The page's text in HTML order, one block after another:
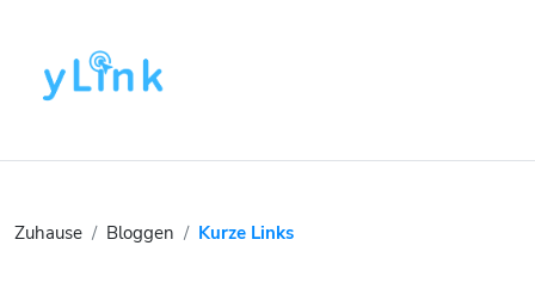
Zuhause Bloggen Kurze Links